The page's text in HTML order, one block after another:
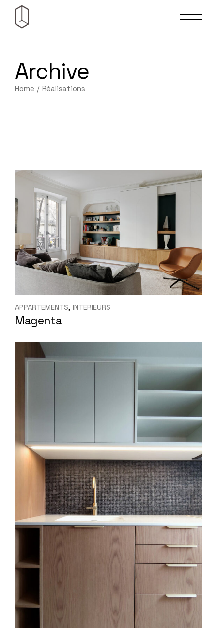
content
Archive
Home Réalisations
APPARTEMENTS INTERIEURS
Magenta